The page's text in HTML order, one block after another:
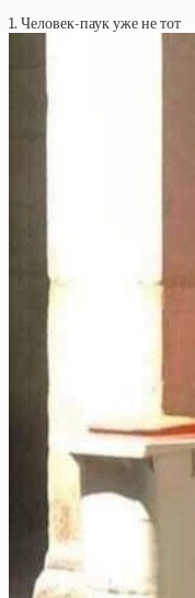
1. Человек-паук уже не тот